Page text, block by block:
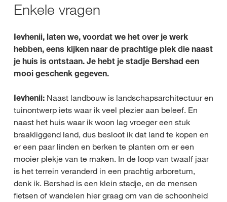
Enkele vragen
Ievhenii, laten we, voordat we het over je werk
hebben, eens kijken naar de prachtige plek die naast
je huis is ontstaan. Je hebt je stadje Bershad een
mooi geschenk gegeven.
Ievhenii: Naast landbouw is landschapsarchitectuur en
tuinontwerp iets waar ik veel plezier aan beleef. En
naast het huis waar ik woon lag vroeger een stuk
braakliggend land, dus besloot ik dat land te kopen en
er een paar linden en berken te planten om er een
mooier plekje van te maken. In de loop van twaalf jaar
is het terrein veranderd in een prachtig arboretum,
denk ik. Bershad is een klein stadje, en de mensen
fietsen of wandelen hier graag om van de schoonheid